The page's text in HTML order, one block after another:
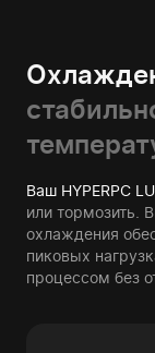
Ваш HYPERPC
или тормозить.
охлаждения
пиковых
процессом без